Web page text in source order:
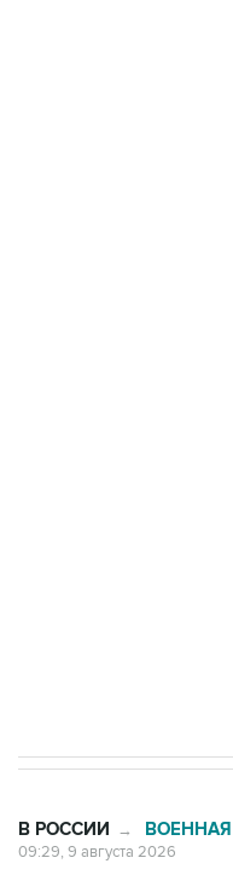
В РОССИИ →
09:29, 9 августа 2026